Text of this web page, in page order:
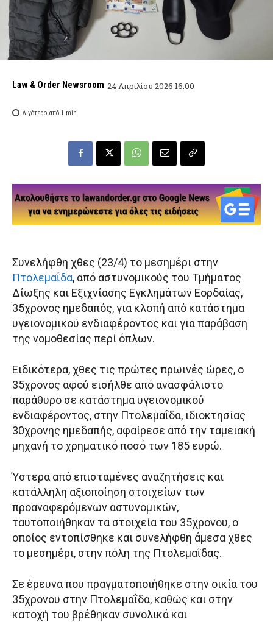
Law & Order Newsroom 24 Απριλίου 2026 16:00
Λιγότερο από 1 min.
Συνελήφθη χθες (23/4) το μεσημέρι στην
Πτολεμαΐδα, από αστυνομικούς του Τμήματος
Δίωξης και Εξιχνίασης Εγκλημάτων Εορδαίας,
35χρονος ημεδαπός, για κλοπή από κατάστημα
υγειονομικού ενδιαφέροντος και για παράβαση
της νομοθεσίας περί όπλων.
Ειδικότερα, χθες τις πρώτες πρωινές ώρες, ο
35χρονος αφού εισήλθε από ανασφάλιστο
παράθυρο σε κατάστημα υγειονομικού
ενδιαφέροντος, στην Πτολεμαΐδα, ιδιοκτησίας
30χρονης ημεδαπής, αφαίρεσε από την ταμειακή
μηχανή το χρηματικό ποσό των 185 ευρώ.
Ύστερα από επισταμένες αναζητήσεις και
κατάλληλη αξιοποίηση στοιχείων των
προαναφερόμενων αστυνομικών,
ταυτοποιήθηκαν τα στοιχεία του 35χρονου, ο
οποίος εντοπίσθηκε και συνελήφθη άμεσα χθες
το μεσημέρι, στην πόλη της Πτολεμαΐδας.
Σε έρευνα που πραγματοποιήθηκε στην οικία του
35χρονου στην Πτολεμαΐδα, καθώς και στην
κατοχή του βρέθηκαν συνολικά και